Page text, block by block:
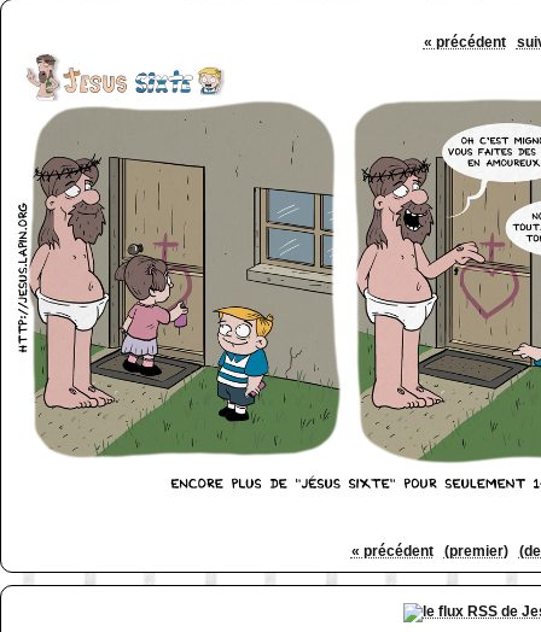
http://www.lefabz.com/
« précédent
« précédent (premier)